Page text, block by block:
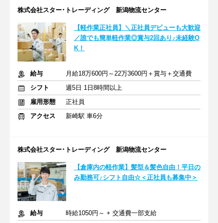
株式会社スター･トレーディング 新潟物流センター
【軽作業正社員】＼正社員デビューも大歓迎
／誰でも簡単軽作業◎賞与2回あり♪未経験O
K！
給与
月給18万600円～22万3600円＋賞与＋交通費
シフト
週5日 1日8時間以上
雇用形態
正社員
アクセス
新崎駅 車6分
株式会社スター･トレーディング 新潟物流センター
【倉庫内の軽作業】髪型＆髪色自由！平日の
み勤務可♪シフト自由☆＜正社員も募集中＞
給与
時給1050円～ + 交通費一部支給